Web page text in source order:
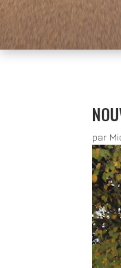
par